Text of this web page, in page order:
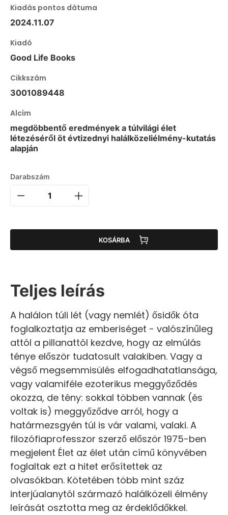
Kiadás pontos dátuma
2024.11.07
Kiadó
Good Life Books
Cikkszám
3001089448
Alcím
megdöbbentő eredmények a túlvilági élet
létezéséről öt évtizednyi halálközeliélmény-kutatás
alapján
Darabszám
KOSÁRBA
Teljes leírás
A halálon túli lét (vagy nemlét) ősidők óta
foglalkoztatja az emberiséget - valószínűleg
attól a pillanattól kezdve, hogy az elmúlás
ténye először tudatosult valakiben. Vagy a
végső megsemmisülés elfogadhatatlansága,
vagy valamiféle ezoterikus meggyőződés
okozza, de tény: sokkal többen vannak (és
voltak is) meggyőződve arról, hogy a
határmezsgyén túl is vár valami, valaki. A
filozófiaprofesszor szerző először 1975-ben
megjelent Élet az élet után című könyvében
foglaltak ezt a hitet erősítettek az
olvasókban. Kötetében több mint száz
interjúalanytól származó halálközeli élmény
leírását osztotta meg az érdeklődőkkel.